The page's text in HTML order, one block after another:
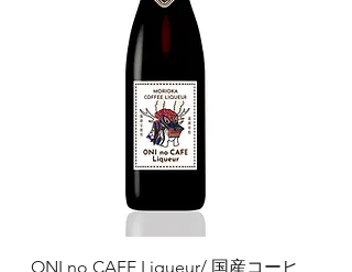
ONI no CAFE Liqueur/ 国産コーヒ